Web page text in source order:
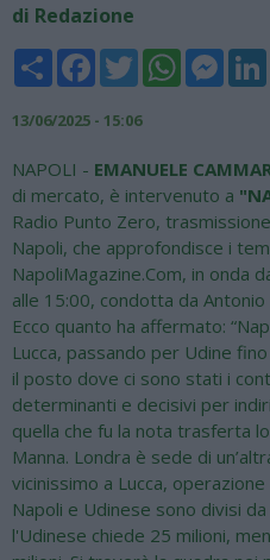
di Redazione
Share FacebookTwitterWhatsApp
13/06/2025 - 15:06
NAPOLI - EMANUELE
di mercato, è intervenuto a
Radio Punto Zero,
Napoli, che approfondisce i
NapoliMagazine.Com, in onda
alle 15:00, condotta da
Ecco quanto ha affermato:
Lucca, passando per Udine
il posto dove ci sono stati i
determinanti e decisivi per
quella che fu la nota trasferta
Manna. Londra è sede di
vicinissimo a Lucca,
Napoli e Udinese sono divisi
l'Udinese chiede 25 milioni,